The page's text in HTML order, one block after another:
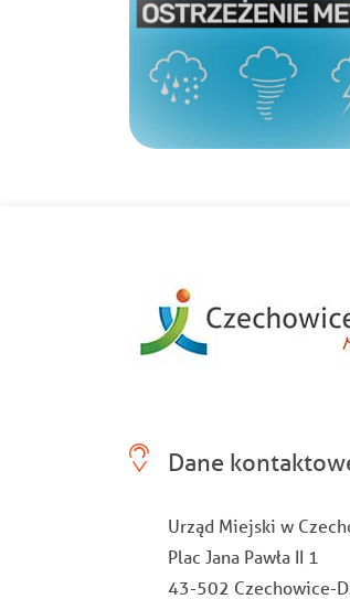
Dane
Urząd Miejski w
Plac Jana Pawła II 1
43-502 Czechowice-